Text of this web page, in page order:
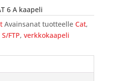
6 A kaapeli
Avainsanat tuotteelle Cat,
S/FTP, verkkokaapeli